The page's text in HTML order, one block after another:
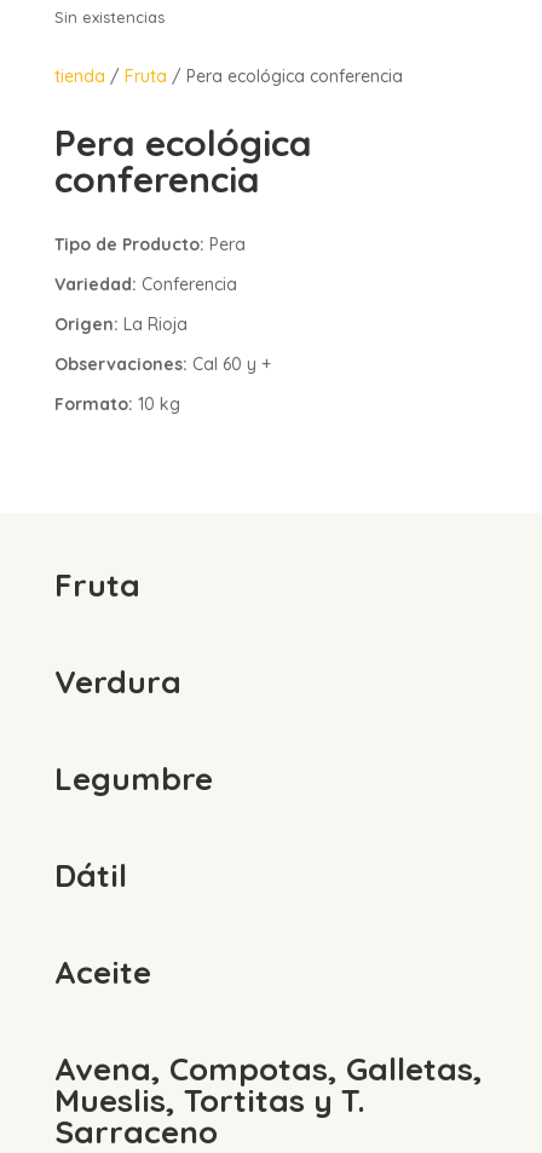
Sin existencias
tienda / Fruta / Pera ecológica conferencia
Pera ecológica
conferencia
Tipo de Producto: Pera
Variedad: Conferencia
Origen: La Rioja
Observaciones: Cal 60 y +
Formato: 10 kg
Fruta
Verdura
Legumbre
Dátil
Aceite
Avena, Compotas, Galletas,
Mueslis, Tortitas y T.
Sarraceno